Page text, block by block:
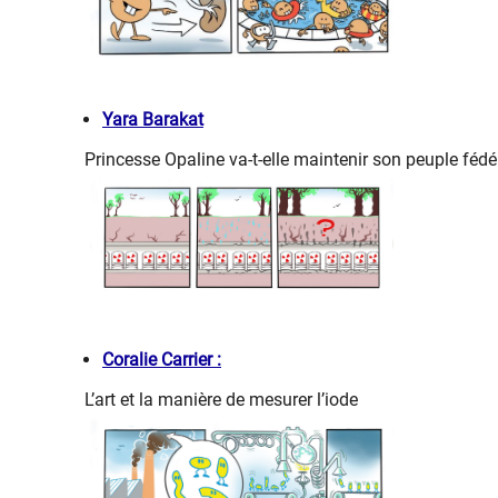
Yara Barakat
Princesse Opaline va-t-elle maintenir son peuple
Coralie Carrier :
L’art et la manière de mesurer l’iode